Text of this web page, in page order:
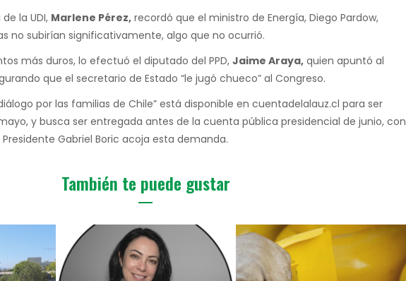
la UDI, Marlene Pérez, recordó que el ministro de Energía, Diego Pardow,
no subirían significativamente, algo que no ocurrió.
más duros, lo efectuó el diputado del PPD, Jaime Araya, quien apuntó al
que el secretario de Estado “le jugó chueco” al Congreso.
por las familias de Chile” está disponible en cuentadelalauz.cl para ser
y busca ser entregada antes de la cuenta pública presidencial de junio, con
Gabriel Boric acoja esta demanda.
También te puede gustar